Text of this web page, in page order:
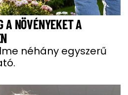
A NÖVÉNYEKET A
néhány egyszerű